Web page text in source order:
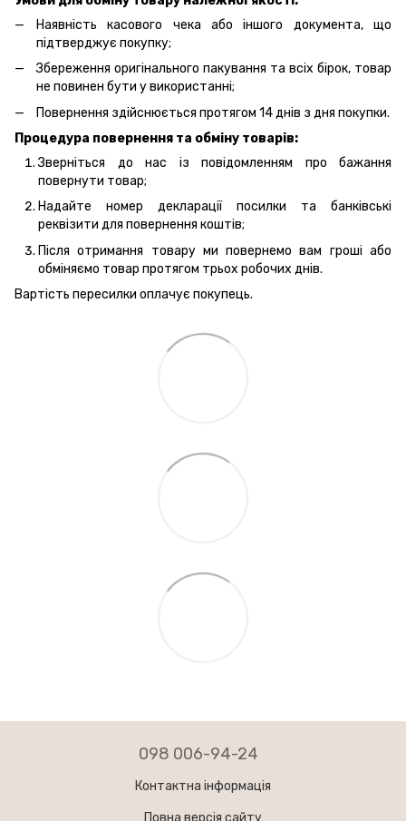
Наявність касового чека або іншого документа, що
підтверджує покупку;
Збереження оригінального пакування та всіх бірок, товар
не повинен бути у використанні;
Повернення здійснюється протягом 14 днів з дня покупки.
Процедура повернення та обміну товарів:
Зверніться до нас із повідомленням про бажання
повернути товар;
Надайте номер декларації посилки та банківські
реквізити для повернення коштів;
Після отримання товару ми повернемо вам гроші або
обміняємо товар протягом трьох робочих днів.
Вартість пересилки оплачує покупець.
098 006-94-24
Контактна інформація